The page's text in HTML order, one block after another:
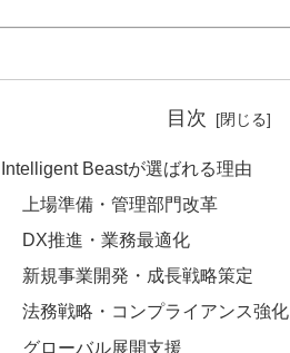
目次
Intelligent Beastが選ばれる理由
上場準備・管理部門改革
DX推進・業務最適化
新規事業開発・成長戦略策定
法務戦略・コンプライアンス強化
グローバル展開支援